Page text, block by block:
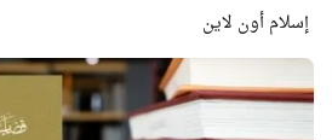
إسلام أون لاين